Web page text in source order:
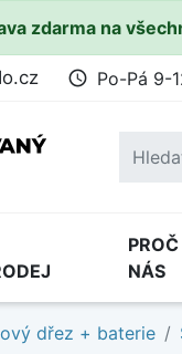
zdarma na
access_time Po-Pá 9-
NÁS
dřez + baterie